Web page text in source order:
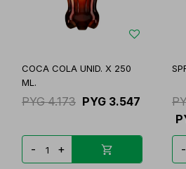
COCA COLA UNID. X 250
ML.
PYG 4.173 PYG 3.547
- + -